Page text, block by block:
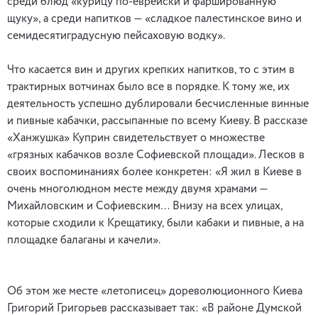
щуку», а среди напитков — «сладкое палестинское вино и
семидесятиградусную пейсаховую водку».
Что касается вин и других крепких напитков, то с этим в
трактирных вотчинах было все в порядке. К тому же, их
деятельность успешно дублировали бесчисленные винные
и пивные кабачки, рассыпанные по всему Киеву. В рассказе
«Ханжушка» Куприн свидетельствует о множестве
«грязных кабачков возле Софиевской площади». Лесков в
своих воспоминаниях более конкретен: «Я жил в Киеве в
очень многолюдном месте между двумя храмами —
Михайловским и Софиевским… Внизу на всех улицах,
которые сходили к Крещатику, были кабаки и пивные, а на
площадке балаганы и качели».
Об этом же месте «летописец» дореволюционного Киева
Григорий Григорьев рассказывает так: «В районе Думской